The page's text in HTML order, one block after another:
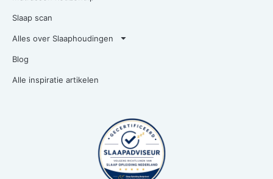
Slaap scan
Alles over Slaaphoudingen
Blog
Alle inspiratie artikelen